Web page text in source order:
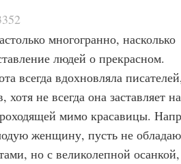
многогранно, насколько
людей о прекрасном.
всегда вдохновляла
не всегда она заставляет
мимо красавицы.
женщину, пусть не
но с великолепной осанкой,